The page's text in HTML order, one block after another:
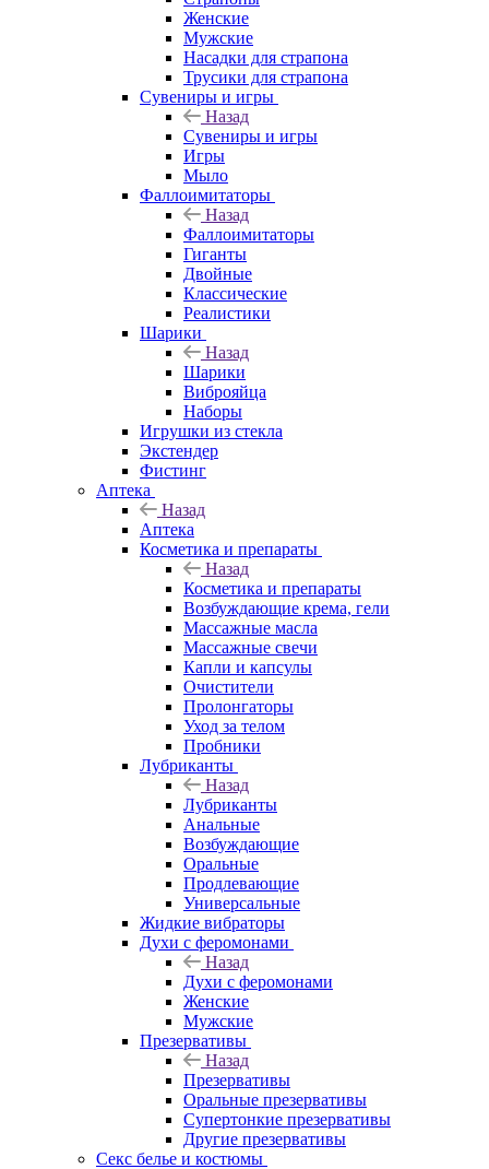
Женские
Мужские
Насадки для страпона
Трусики для страпона
Сувениры и игры
Назад
Сувениры и игры
Игры
Мыло
Фаллоимитаторы
Назад
Фаллоимитаторы
Гиганты
Двойные
Классические
Реалистики
Шарики
Назад
Шарики
Виброяйца
Наборы
Игрушки из стекла
Экстендер
Фистинг
Аптека
Назад
Аптека
Косметика и препараты
Назад
Косметика и препараты
Возбуждающие крема, гели
Массажные масла
Массажные свечи
Капли и капсулы
Очистители
Пролонгаторы
Уход за телом
Пробники
Лубриканты
Назад
Лубриканты
Анальные
Возбуждающие
Оральные
Продлевающие
Универсальные
Жидкие вибраторы
Духи с феромонами
Назад
Духи с феромонами
Женские
Мужские
Презервативы
Назад
Презервативы
Оральные презервативы
Супертонкие презервативы
Другие презервативы
Секс белье и костюмы